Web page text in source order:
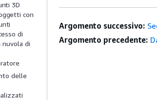
3D
con
di
di
delle
Argomento successivo:
Argomento precedente: